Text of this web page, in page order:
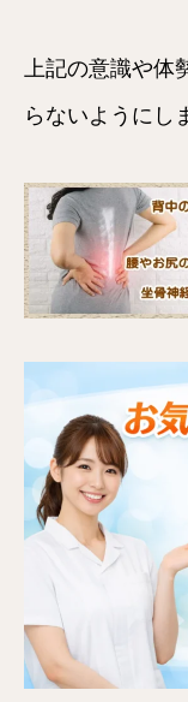
上記の意識や
らないようにし